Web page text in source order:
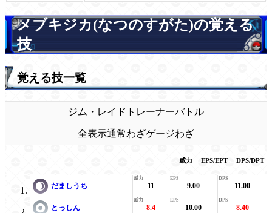
メブキジカ(なつのすがた)の覚える
技
覚える技一覧
ジム・レイド トレーナーバトル
全表示通常わざゲージわざ
威力 EPS/EPT DPS/DPT
だましうち 11 9.00 11.00
とっしん 8.4 10.00 8.40